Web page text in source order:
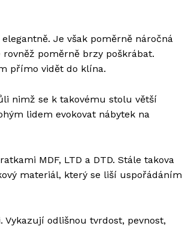
Je však poměrně náročná
poměrně brzy poškrábat.
přímo vidět do klína.
nimž se k takovému stolu větší
lidem evokovat nábytek na
MDF, LTD a DTD. Stále takova
materiál, který se liší uspořádáním
odlišnou tvrdost, pevnost,